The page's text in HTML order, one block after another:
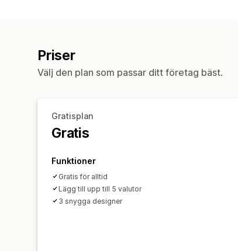
Priser
Välj den plan som passar ditt företag bäst.
Gratisplan
Gratis
Funktioner
Gratis för alltid
Lägg till upp till 5 valutor
3 snygga designer